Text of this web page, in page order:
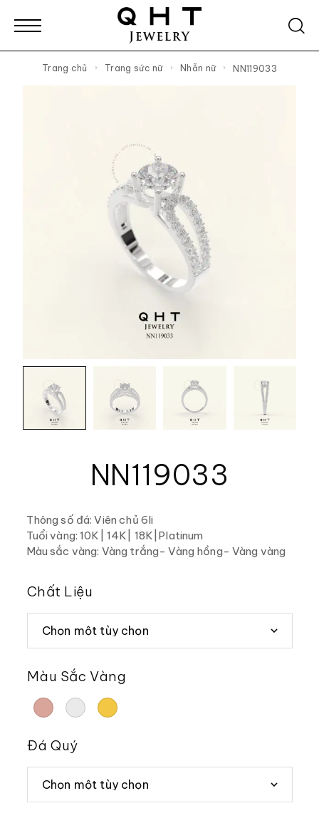
Trang chủ Trang sức nữ Nhẫn nữ NN119033
NN119033
Thông số đá: Viên chủ 6li
Tuổi vàng: 10K| 14K| 18K|Platinum
Màu sắc vàng: Vàng trắng- Vàng hồng- Vàng vàng
Chất Liệu
Màu Sắc Vàng
Đá Quý